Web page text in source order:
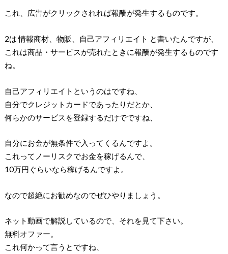
これ、広告がクリックされれば報酬が発生するものです。
2は 情報商材、物販、自己アフィリエイト と書いたんですが、
これは商品・サービスが売れたときに報酬が発生するものです
ね。
自己アフィリエイトというのはですね、
自分でクレジットカードであったりだとか、
何らかのサービスを登録するだけでですね、
自分にお金が無条件で入ってくるんですよ。
これってノーリスクでお金を稼げるんで、
10万円ぐらいなら稼げるんですよ。
なので超絶にお勧めなのでぜひやりましょう。
ネット動画で解説しているので、それを見て下さい。
無料オファー。
これ何かって言うとですね、